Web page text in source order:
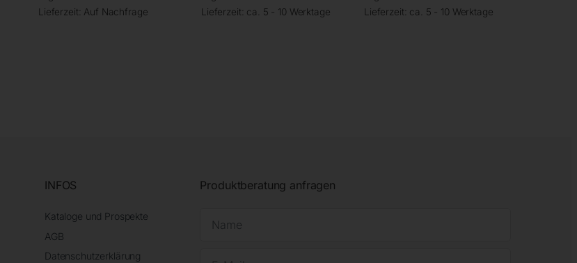
Lieferzeit: Auf Nachfrage
Lieferzeit: ca. 5 - 10 Werktage
Lieferzeit: ca. 5 - 10 Werktage
INFOS
Kataloge und Prospekte
AGB
Datenschutzerklärung
Produktberatung anfragen